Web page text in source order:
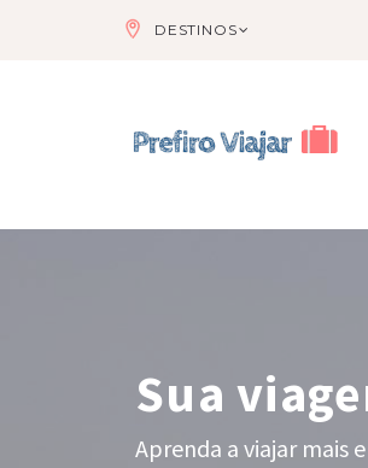
DESTINOS
Sua
Aprenda a viajar mais